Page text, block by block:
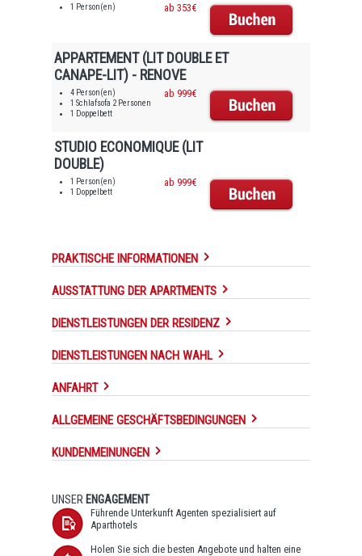
1 Person(en) ab 353€
APPARTEMENT (LIT DOUBLE ET
CANAPE-LIT) - RENOVE
4 Person(en)
1 Schlafsofa 2 Personen
1 Doppelbett
ab 999€
STUDIO ECONOMIQUE (LIT
DOUBLE)
1 Person(en)
1 Doppelbett
ab 999€
PRAKTISCHE INFORMATIONEN
AUSSTATTUNG DER APARTMENTS
DIENSTLEISTUNGEN DER RESIDENZ
DIENSTLEISTUNGEN NACH WAHL
ANFAHRT
ALLGEMEINE GESCHÄFTSBEDINGUNGEN
KUNDENMEINUNGEN
UNSER ENGAGEMENT
Führende Unterkunft Agenten spezialisiert auf
Aparthotels
Holen Sie sich die besten Angebote und halten eine